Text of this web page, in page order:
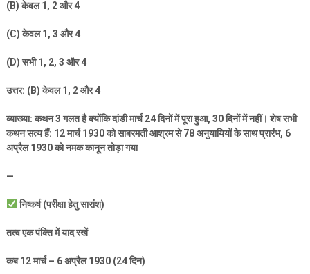
(B)केवल1, 2और4
(C)केवल1, 3 और4
(D)सभी1, 2, 3 और4
उत्तर: (B)केवल1, 2और4
व्याख्या: कथन3गलत है क्योंकि दांडी मार्च24दिनों में पूरा हुआ, 30दिनों में नहीं। शेष सभी
कथन सत्य हैं: 12मार्च1930को साबरमती आश्रम से78अनुयायियों के साथ प्रारंभ, 6
अप्रैल1930को नमक कानून तोड़ा गया
—
निष्कर्ष (परीक्षा हेतु सारांश)
तत्व एक पंक्ति में याद रखें
कब12मार्च – 6अप्रैल1930 (24दिन)